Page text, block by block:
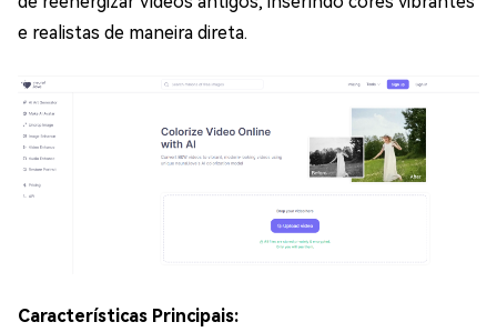
e realistas de maneira direta.
Características Principais: